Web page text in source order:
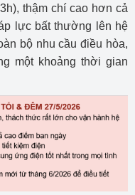
thậm chí cao hơn cả
lực bất thường lên hệ
bộ nhu cầu điều hòa,
một khoảng thời gian